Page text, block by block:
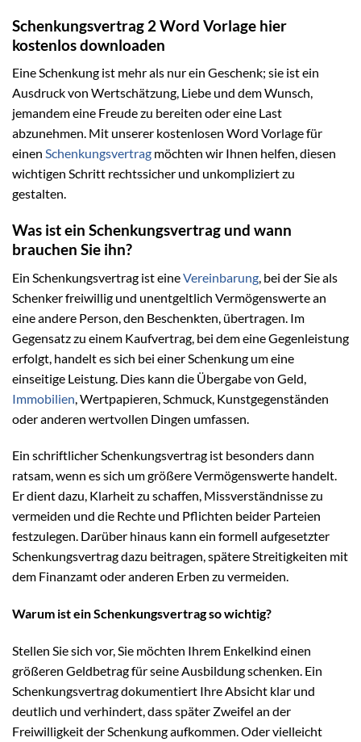
Schenkungsvertrag 2 Word Vorlage hier
kostenlos downloaden
Eine Schenkung ist mehr als nur ein Geschenk; sie ist ein
Ausdruck von Wertschätzung, Liebe und dem Wunsch,
jemandem eine Freude zu bereiten oder eine Last
abzunehmen. Mit unserer kostenlosen Word Vorlage für
einen Schenkungsvertrag möchten wir Ihnen helfen, diesen
wichtigen Schritt rechtssicher und unkompliziert zu
gestalten.
Was ist ein Schenkungsvertrag und wann
brauchen Sie ihn?
Ein Schenkungsvertrag ist eineVereinbarung , bei der Sie als
Schenker freiwillig und unentgeltlich Vermögenswerte an
eine andere Person, den Beschenkten, übertragen. Im
Gegensatz zu einem Kaufvertrag, bei dem eine Gegenleistung
erfolgt, handelt es sich bei einer Schenkung um eine
einseitige Leistung. Dies kann die Übergabe von Geld,
Immobilien , Wertpapieren, Schmuck, Kunstgegenständen
oder anderen wertvollen Dingen umfassen.
Ein schriftlicher Schenkungsvertrag ist besonders dann
ratsam, wenn es sich um größere Vermögenswerte handelt.
Er dient dazu, Klarheit zu schaffen, Missverständnisse zu
vermeiden und die Rechte und Pflichten beider Parteien
festzulegen. Darüber hinaus kann ein formell aufgesetzter
Schenkungsvertrag dazu beitragen, spätere Streitigkeiten mit
dem Finanzamt oder anderen Erben zu vermeiden.
Warum ist ein Schenkungsvertrag so wichtig?
Stellen Sie sich vor, Sie möchten Ihrem Enkelkind einen
größeren Geldbetrag für seine Ausbildung schenken. Ein
Schenkungsvertrag dokumentiert Ihre Absicht klar und
deutlich und verhindert, dass später Zweifel an der
Freiwilligkeit der Schenkung aufkommen. Oder vielleicht